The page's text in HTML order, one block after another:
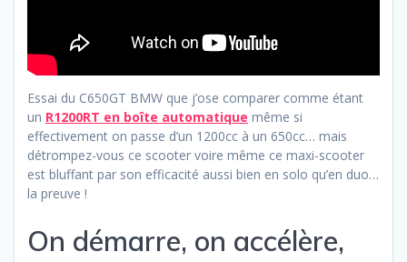
Essai du C650GT BMW que j’ose comparer comme étant
un R1200RT en boîte automatique même si
effectivement on passe d’un 1200cc à un 650cc… mais
détrompez-vous ce scooter voire même ce maxi-scooter
est bluffant par son efficacité aussi bien en solo qu’en duo…
la preuve !
On démarre, on accélère,